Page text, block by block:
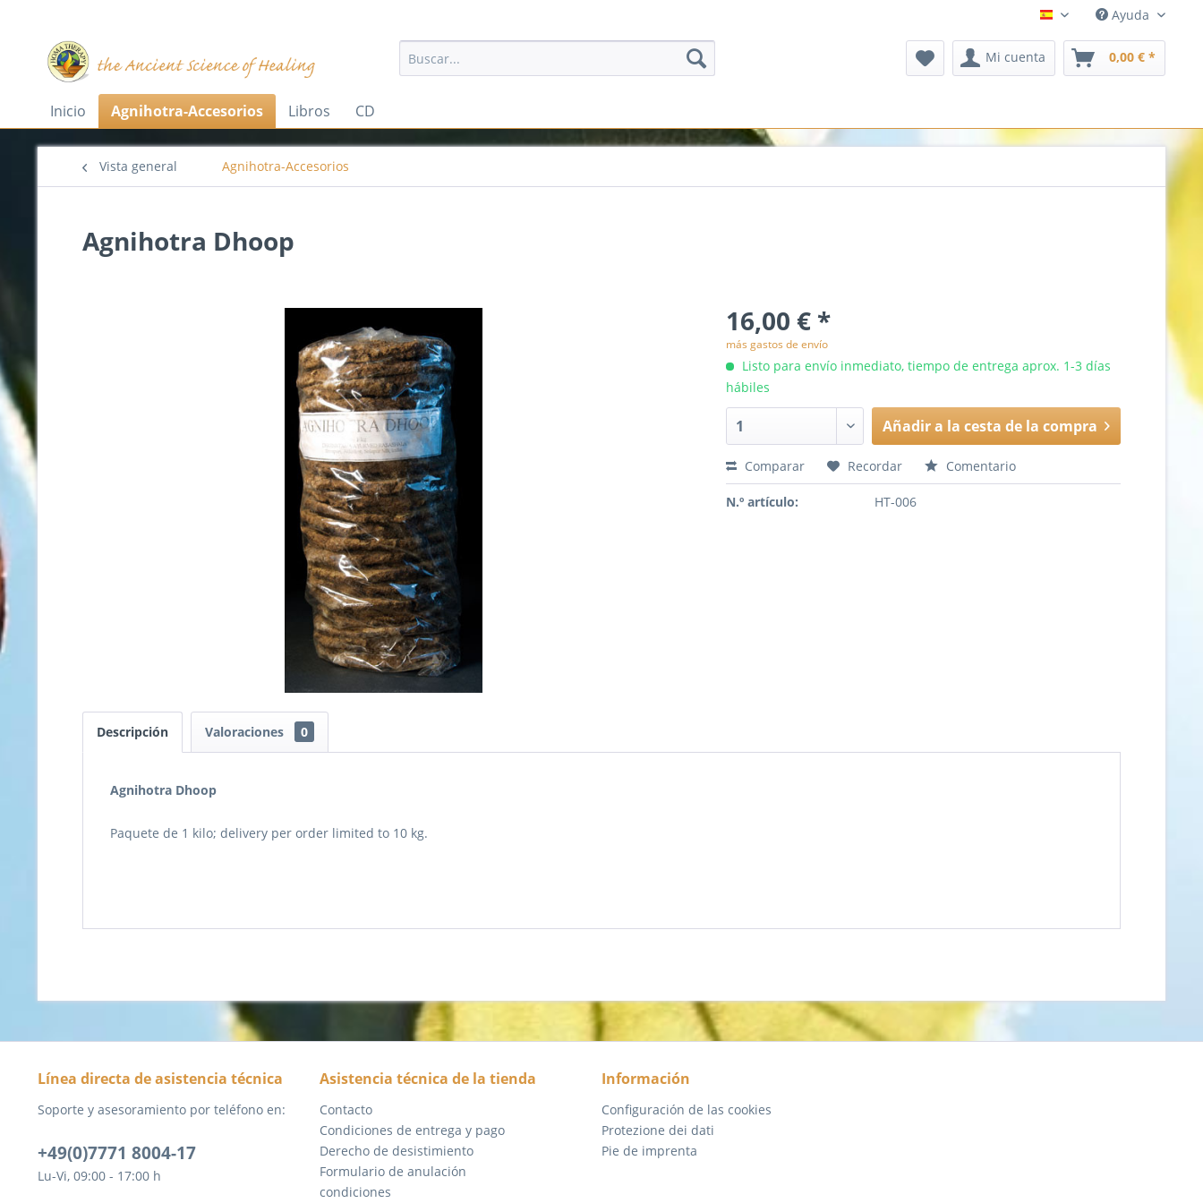
espanol Ayuda
Mi cuenta 0,00 € *
Inicio Agnihotra-Accesorios Libros CD
Vista general Agnihotra-Accesorios
Agnihotra Dhoop
16,00 € *
más gastos de envío
Listo para envío inmediato, tiempo de entrega aprox. 1-3 días
hábiles
Añadir a la cesta de la compra
Comparar Recordar Comentario
N.º artículo: HT-006
Descripción Valoraciones 0
Agnihotra Dhoop
Paquete de 1 kilo; delivery per order limited to 10 kg.
Línea directa de asistencia técnica
Soporte y asesoramiento por teléfono en:
+49(0)7771 8004-17
Lu-Vi, 09:00 - 17:00 h
Asistencia técnica de la tienda
Contacto
Condiciones de entrega y pago
Derecho de desistimiento
Formulario de anulación
condiciones
Información
Configuración de las cookies
Protezione dei dati
Pie de imprenta